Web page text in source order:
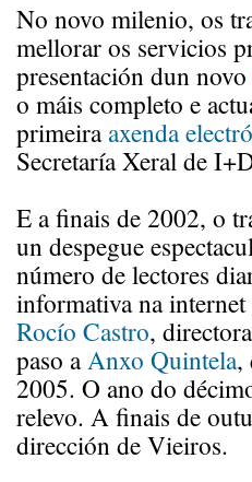
No novo milenio, os
mellorar os servicios
presentación dun novo
o máis completo e
primeiraaxenda
Secretaría Xeral de
E a finais de 2002, o
un despegue
número de lectores
informativa na internet
Rocío Castro,
paso aAnxo Quintela,
2005. O ano do
relevo. A finais de
dirección de Vieiros.